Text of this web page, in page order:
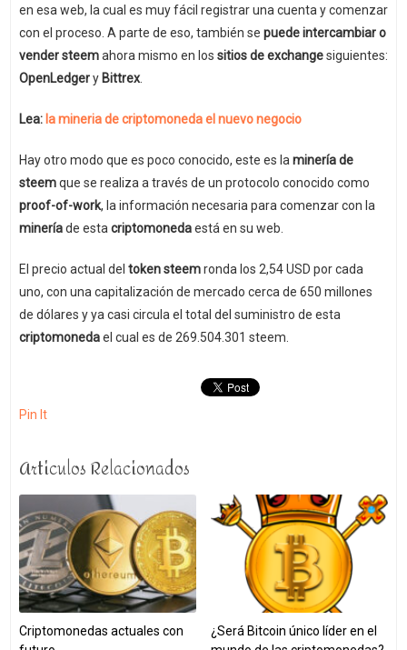
en esa web, la cual es muy fácil registrar una cuenta y comenzar
con el proceso. A parte de eso, también se puede intercambiar o
vender steemahora mismo en los sitios de exchangesiguientes:
OpenLedgery Bittrex.
Lea: la mineria de criptomoneda el nuevo negocio
Hay otro modo que es poco conocido, este es la minería de
steemque se realiza a través de un protocolo conocido como
proof-of-work, la información necesaria para comenzar con la
mineríade esta criptomonedaestá en su web.
El precio actual del token steemronda los 2,54 USD por cada
uno, con una capitalización de mercado cerca de 650 millones
de dólares y ya casi circula el total del suministro de esta
criptomonedael cual es de 269.504.301 steem.
Pin It
Articulos Relacionados
Criptomonedas actuales con
¿Será Bitcoin único líder en el